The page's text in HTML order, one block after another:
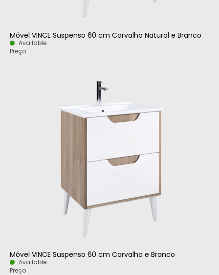
Móvel VINCE Suspenso 60 cm Carvalho Natural e Branco
Available
Preço
Móvel VINCE Suspenso 60 cm Carvalho e Branco
Available
Preço